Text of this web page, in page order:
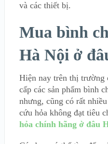
và các thiết bị.
Mua bình
Hà Nội ở
Hiện nay trên thị trường
cấp các sản phẩm bình
nhưng, cũng có rất
cứu hỏa không đạt tiêu
hỏa chính hãng ở đâu